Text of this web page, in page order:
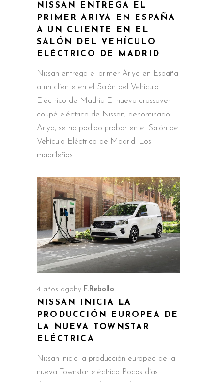
NISSAN ENTREGA EL
PRIMER ARIYA EN ESPAÑA
A UN CLIENTE EN EL
SALÓN DEL VEHÍCULO
ELÉCTRICO DE MADRID
Nissan entrega el primer Ariya en España
a un cliente en el Salón del Vehículo
Eléctrico de Madrid El nuevo crossover
coupé eléctrico de Nissan, denominado
Ariya, se ha podido probar en el Salón del
Vehículo Eléctrico de Madrid. Los
madrileños
4 años ago by F.Rebollo
NISSAN INICIA LA
PRODUCCIÓN EUROPEA DE
LA NUEVA TOWNSTAR
ELÉCTRICA
Nissan inicia la producción europea de la
nueva Townstar eléctrica Pocos días